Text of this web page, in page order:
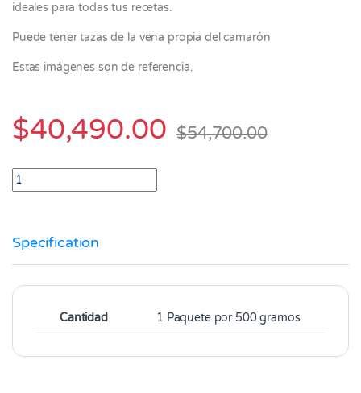
ideales para todas tus recetas.
Puede tener tazas de la vena propia del camarón
Estas imágenes son de referencia.
$40,490.00 $54,700.00
Camarón Mediano limpio 51/60 Crudo x 1.000 gr quantity
Specification
Cantidad 1 Paquete por 500 gramos